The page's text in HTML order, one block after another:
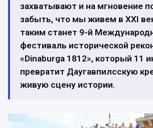
захватывают и на мгновение
забыть, что мы живем в XXI
таким станет 9-й
фестиваль исторической
«Dinaburga 1812», который 11
превратит Даугавпилсскую
живую сцену истории.